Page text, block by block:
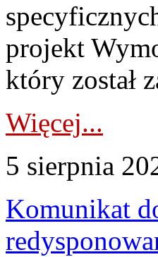
projekt
który został
Więcej...
5 sierpnia
Komunikat